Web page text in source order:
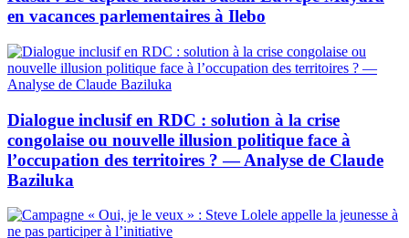
en vacances parlementaires à Ilebo
Dialogue inclusif en RDC : solution à la crise
congolaise ou nouvelle illusion politique face à
l’occupation des territoires ? — Analyse de Claude
Baziluka